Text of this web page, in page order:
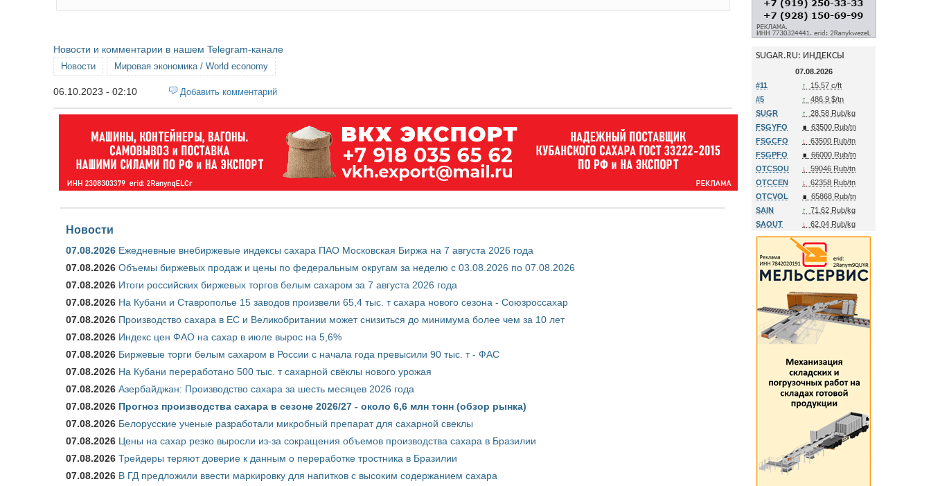
Новости и комментарии в нашем Telegram-канале
Новости Мировая экономика / World economy
06.10.2023 - 02:10 Добавить комментарий
Новости
07.08.2026 Ежедневные внебиржевые индексы сахара ПАО Московская Биржа на 7 августа 2026 года
07.08.2026 Объемы биржевых продаж и цены по федеральным округам за неделю с 03.08.2026 по 07.08.2026
07.08.2026 Итоги российских биржевых торгов белым сахаром за 7 августа 2026 года
07.08.2026 На Кубани и Ставрополье 15 заводов произвели 65,4 тыс. т сахара нового сезона - Союзроссахар
07.08.2026 Производство сахара в ЕС и Великобритании может снизиться до минимума более чем за 10 лет
07.08.2026 Индекс цен ФАО на сахар в июле вырос на 5,6%
07.08.2026 Биржевые торги белым сахаром в России с начала года превысили 90 тыс. т - ФАС
07.08.2026 На Кубани переработано 500 тыс. т сахарной свёклы нового урожая
07.08.2026 Азербайджан: Производство сахара за шесть месяцев 2026 года
07.08.2026 Прогноз производства сахара в сезоне 2026/27 - около 6,6 млн тонн (обзор рынка)
07.08.2026 Белорусские ученые разработали микробный препарат для сахарной свеклы
07.08.2026 Цены на сахар резко выросли из-за сокращения объемов производства сахара в Бразилии
07.08.2026 Трейдеры теряют доверие к данным о переработке тростника в Бразилии
07.08.2026 В ГД предложили ввести маркировку для напитков с высоким содержанием сахара
SUGAR.RU: ИНДЕКСЫ
07.08.2026
#11
↑
15.57 c/ft
#5
↑
486.9 $/tn
SUGR
↑
28.58 Rub/kg
FSGYFO
∎ 63500 Rub/tn
FSGCFO
↓
63500 Rub/tn
FSGPFO
∎ 66000 Rub/tn
OTCSOU
↓
59046 Rub/tn
OTCCEN
↓
62358 Rub/tn
OTCVOL
∎ 65868 Rub/tn
SAIN
↑
71.62 Rub/kg
SAOUT
↓ 62.04 Rub/kg